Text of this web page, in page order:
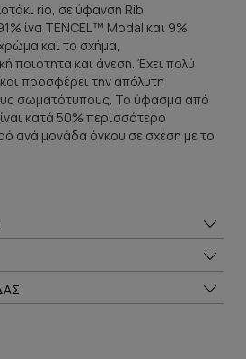
rio, σε ύφανση Rib.
ίνα TENCEL™ Modal και 9%
και το σχήμα,
ποιότητα και άνεση. Έχει πολύ
προσφέρει την απόλυτη
σωματότυπους. Το ύφασμα από
κατά 50% περισσότερο
ανά μονάδα όγκου σε σχέση με το